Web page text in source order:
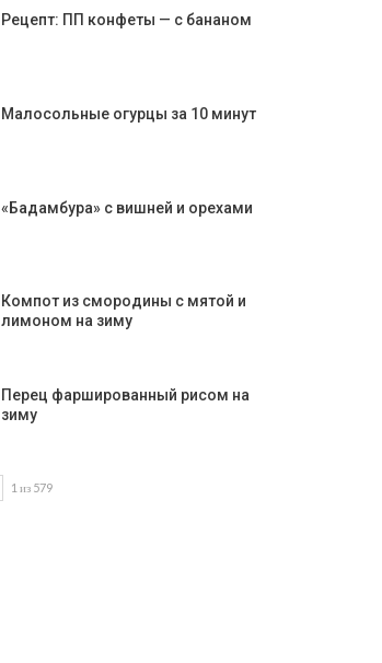
Рецепт: ПП конфеты — с бананом
Малосольные огурцы за 10 минут
«Бадамбура» с вишней и орехами
Компот из смородины с мятой и
лимоном на зиму
Перец фаршированный рисом на
зиму
1 из 579